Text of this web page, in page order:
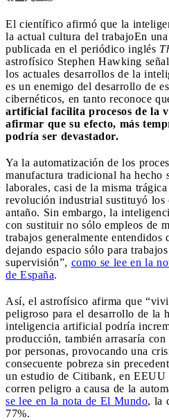
El científico afirmó que la
la actual cultura del trabajoEn
publicada en el periódico inglés
astrofísico Stephen Hawking
los actuales desarrollos de la
es un enemigo del desarrollo de
cibernéticos, en tanto reconoce
artificial facilita procesos de la
afirmar que su efecto, más
podría ser devastador.
Ya la automatización de los
manufactura tradicional ha hecho
laborales, casi de la misma
revolución industrial sustituyó los
antaño. Sin embargo, la
con sustituir no sólo empleos de
trabajos generalmente entendidos
dejando espacio sólo para
supervisión”, como se lee en la
de España.
Así, el astrofísico afirma que
peligroso para el desarrollo de la
inteligencia artificial podría
producción, también arrasaría
por personas, provocando una
consecuente pobreza sin
un estudio de Citibank, en EEUU
corren peligro a causa de la
se lee en la nota de El Mundo, la
77%.